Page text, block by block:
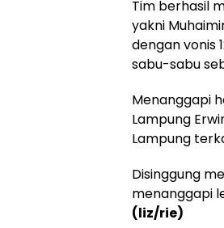
Tim berhasil
yakni
dengan vonis
sabu-sabu
Menanggapi
Lampung
Lampung
Disinggung
menanggapi
(liz/rie)